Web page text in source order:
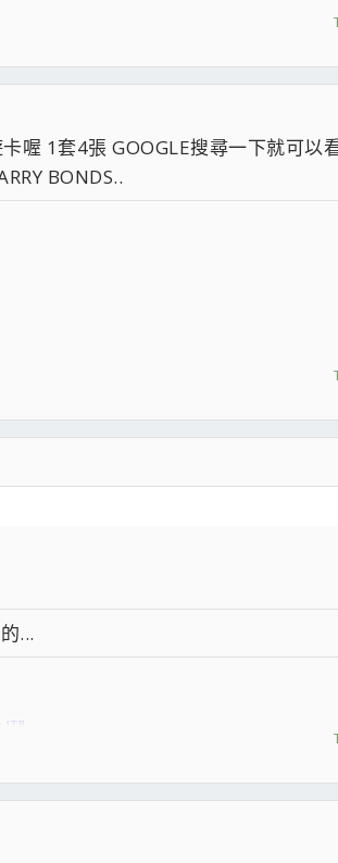
喔 1套4張 GOOGLE搜尋一下就可以
BONDS..
鼠墊
...
1TB